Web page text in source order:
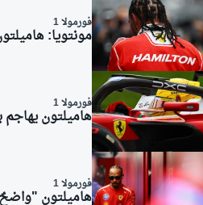
فورمولا 1
مونتويا:
فورمولا 1
هاميلتون
فورمولا 1
هاميلتون "واضحٌ بنسبة 100 بالمئة" حيال